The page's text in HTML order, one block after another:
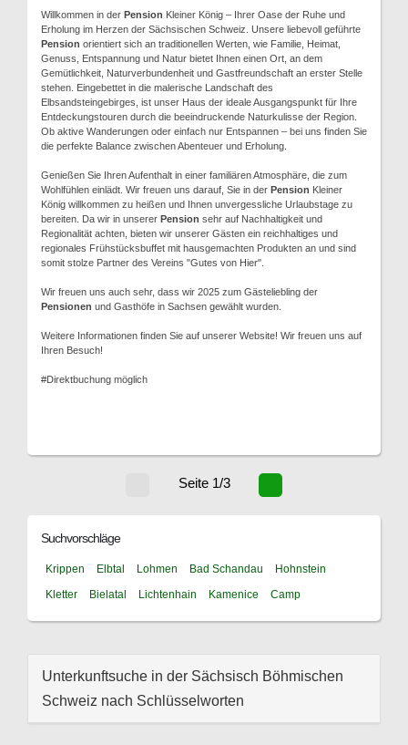
Willkommen in der Pension Kleiner König – Ihrer Oase der Ruhe und
Erholung im Herzen der Sächsischen Schweiz. Unsere liebevoll geführte
Pension orientiert sich an traditionellen Werten, wie Familie, Heimat,
Genuss, Entspannung und Natur bietet Ihnen einen Ort, an dem
Gemütlichkeit, Naturverbundenheit und Gastfreundschaft an erster Stelle
stehen. Eingebettet in die malerische Landschaft des
Elbsandsteingebirges, ist unser Haus der ideale Ausgangspunkt für Ihre
Entdeckungstouren durch die beeindruckende Naturkulisse der Region.
Ob aktive Wanderungen oder einfach nur Entspannen – bei uns finden Sie
die perfekte Balance zwischen Abenteuer und Erholung.
Genießen Sie Ihren Aufenthalt in einer familiären Atmosphäre, die zum
Wohlfühlen einlädt. Wir freuen uns darauf, Sie in der Pension Kleiner
König willkommen zu heißen und Ihnen unvergessliche Urlaubstage zu
bereiten. Da wir in unserer Pension sehr auf Nachhaltigkeit und
Regionalität achten, bieten wir unserer Gästen ein reichhaltiges und
regionales Frühstücksbuffet mit hausgemachten Produkten an und sind
somit stolze Partner des Vereins "Gutes von Hier".
Wir freuen uns auch sehr, dass wir 2025 zum Gästeliebling der
Pensionen und Gasthöfe in Sachsen gewählt wurden.
Weitere Informationen finden Sie auf unserer Website! Wir freuen uns auf
Ihren Besuch!
#Direktbuchung möglich
Seite 1/3
Suchvorschläge
Krippen Elbtal Lohmen Bad Schandau
Hohnstein
Kletter
Bielatal Lichtenhain Kamenice Camp
Unterkunftsuche in der Sächsisch Böhmischen
Schweiz nach Schlüsselworten